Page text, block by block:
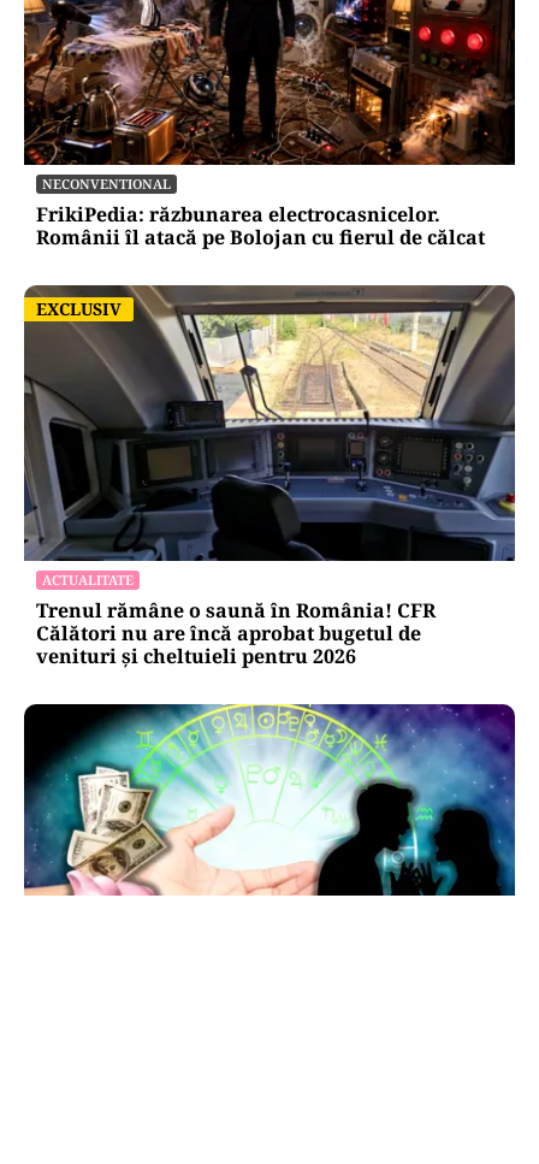
NECONVENTIONAL
FrikiPedia: răzbunarea electrocasnicelor.
Românii îl atacă pe Bolojan cu fierul de călcat
EXCLUSIV
EXCLUSIV
ACTUALITATE
Trenul rămâne o saună în România! CFR
Călători nu are încă aprobat bugetul de
venituri și cheltuieli pentru 2026